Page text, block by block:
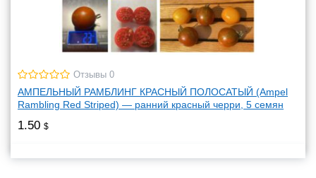
Отзывы 0
АМПЕЛЬНЫЙ РАМБЛИНГ КРАСНЫЙ ПОЛОСАТЫЙ (Ampel
Rambling Red Striped) — ранний красный черри, 5 семян
1.50 $